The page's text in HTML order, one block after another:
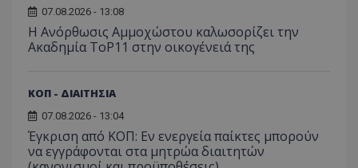
07.08.2026 - 13:08
Η Ανόρθωσις Αμμοχώστου καλωσορίζει την
Ακαδημία ToP11 στην οικογένειά της
ΚΟΠ - ΔΙΑΙΤΗΣΙΑ
07.08.2026 - 13:04
Έγκριση από ΚΟΠ: Εν ενεργεία παίκτες μπορούν
να εγγράφονται στα μητρώα διαιτητών